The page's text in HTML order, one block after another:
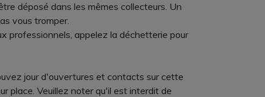
déposé dans les mêmes collecteurs. Un
vous tromper.
professionnels, appelez la déchetterie pour
jour d'ouvertures et contacts sur cette
place. Veuillez noter qu'il est interdit de